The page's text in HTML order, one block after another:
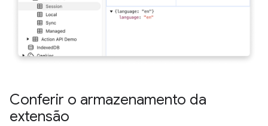
Conferir o armazenamento da
extensão